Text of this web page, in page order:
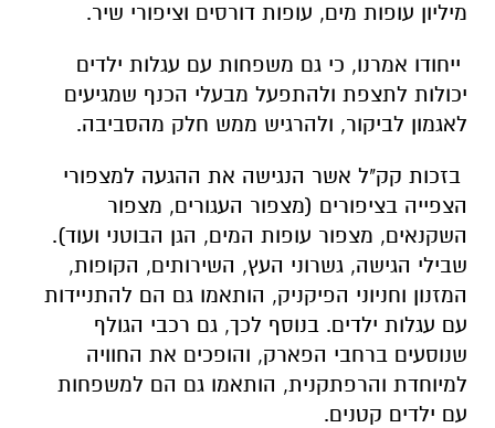
מיליון עופות מים, עופות דורסים וציפורי שיר.
ייחודו אמרנו, כי גם משפחות עם עגלות ילדים
יכולות לתצפת ולהתפעל מבעלי הכנף שמגיעים
לאגמון לביקור, ולהרגיש ממש חלק מהסביבה.
בזכות קק"ל אשר הנגישה את ההגעה למצפורי
הצפייה בציפורים (מצפור העגורים, מצפור
השקנאים, מצפור עופות המים, הגן הבוטני ועוד).
שבילי הגישה, גשרוני העץ, השירותים, הקופות,
המזנון וחניוני הפיקניק, הותאמו גם הם להתניידות
עם עגלות ילדים. בנוסף לכך, גם רכבי הגולף
שנוסעים ברחבי הפארק, והופכים את החוויה
למיוחדת והרפתקנית, הותאמו גם הם למשפחות
עם ילדים קטנים.